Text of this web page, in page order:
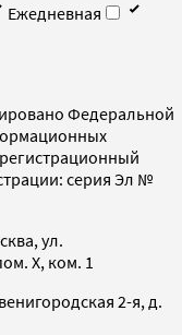
Ежедневная
Федеральной
серия Эл №
ул.
X, ком. 1
2-я, д.